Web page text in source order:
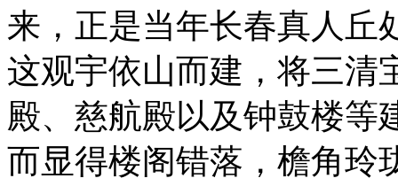
来，正是当年长春真人丘
这观宇依山而建，将三清
殿、慈航殿以及钟鼓楼等
而显得楼阁错落，檐角玲